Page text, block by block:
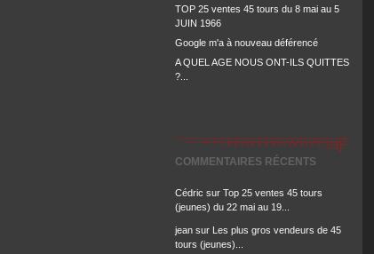
TOP 25 ventes 45 tours du 8 mai au 5
JUIN 1966
Google m'a à nouveau déférencé
A QUEL AGE NOUS ONT-ILS QUITTES
?...
COMMENTAIRES RÉCENTS
Cédric sur Top 25 ventes 45 tours
(jeunes) du 22 mai au 19...
jean sur Les plus gros vendeurs de 45
tours (jeunes)...